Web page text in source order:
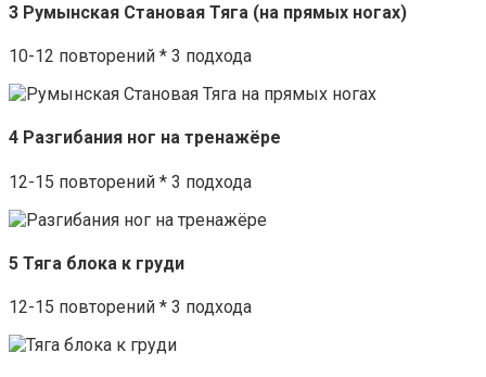
3 Румынская Становая Тяга (на прямых ногах)
10-12 повторений * 3 подхода
4 Разгибания ног на тренажёре
12-15 повторений * 3 подхода
5 Тяга блока к груди
12-15 повторений * 3 подхода